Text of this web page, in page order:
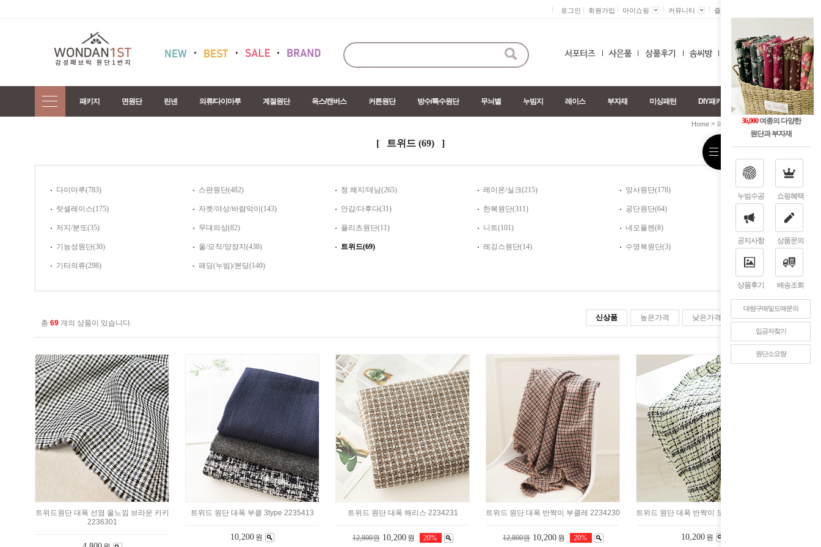
36,000여종의 다양한
원단과 부자재
누빔수공 쇼핑혜택
공지사항 상품문의
상품후기 배송조회
대량구매및도매문의
입금자찾기
원단소요량
로그인 회원가입 마이쇼핑 커뮤니티 즐겨찾기 +
0
패키지 면원단 린넨 의류/다이마루 계절원단 옥스/캔버스 커튼원단 방수/특수원단 무늬별 누빔지 레이스 부자재 미싱패턴 DIY패키지
Home > 의류/다이마루>트위드
[ 트위드 (69) ]
다이마루(783) 스판원단(482) 청.해지/데님(265) 레이온/실크(215) 망사원단(178)
랏셀레이스(175) 자켓/야상/바람막이(143) 안감/다후다(31) 한복원단(311) 공단원단(64)
저지/분또(35) 무대의상(82) 플리츠원단(11) 니트(101) 네오플렌(8)
기능성원단(30) 울/모직/양장지(438) 트위드(69) 레깅스원단(14) 수영복원단(3)
기타의류(298) 패딩(누빔)/본딩(140)
총 69 개의 상품이 있습니다.
신상품 높은가격 낮은가격 판매순위
트위드원단 대폭 선염 울느낌 브라운 카키
2236301
트위드 원단 대폭 부클 3type 2235413
10,200 원
트위드 원단 대폭 해리스 2234231
12,800원 10,200 원 20%
트위드 원단 대폭 반짝이 부클레 2234230
12,800원 10,200 원 20%
트위드 원단 대폭 반짝이 도니골 2234245
10,200 원